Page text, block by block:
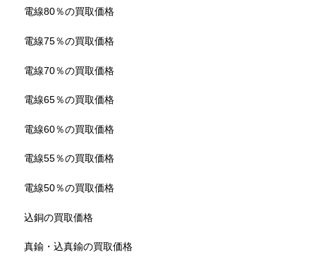
電線80％の買取価格
電線75％の買取価格
電線70％の買取価格
電線65％の買取価格
電線60％の買取価格
電線55％の買取価格
電線50％の買取価格
込銅の買取価格
真鍮・込真鍮の買取価格